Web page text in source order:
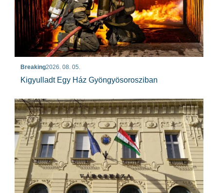
Breaking2026. 08. 05.
Kigyulladt Egy Ház Gyöngyösorosziban